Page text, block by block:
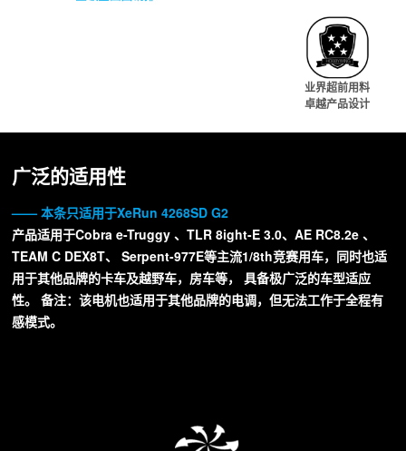
业界超前用料
卓越产品设计
广泛的适用性
—— 本条只适用于XeRun 4268SD G2
产品适用于Cobra e-Truggy 、TLR 8ight-E 3.0、AE RC8.2e 、
TEAM C DEX8T、 Serpent-977E等主流1/8th竞赛用车，同时也适
用于其他品牌的卡车及越野车，房车等， 具备极广泛的车型适应
性。 备注：该电机也适用于其他品牌的电调，但无法工作于全程有
感模式。